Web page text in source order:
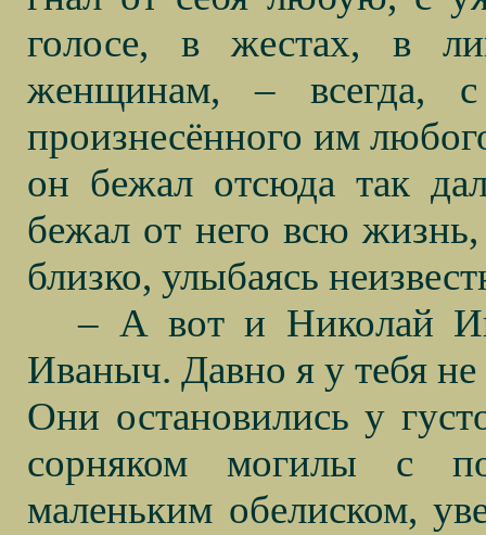
голосе, в жестах, в
женщинам, – всегда, с
произнесённого им
он бежал отсюда так
бежал от него всю
близко, улыбаясь
– А вот и Николай
Иваныч. Давно я у тебя
Они остановились у
сорняком могилы с
маленьким обелиском,